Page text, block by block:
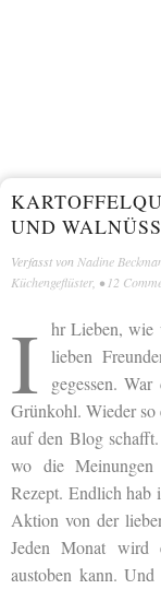
UND
Verfasst von Nadine
Küchengeflüster, • 12
I hr Lieben, wie
lieben
gegessen.
Grünkohl. Wieder so
auf den Blog
wo die Meinungen
Rezept. Endlich hab
Aktion von der
Jeden Monat wird
austoben kann.